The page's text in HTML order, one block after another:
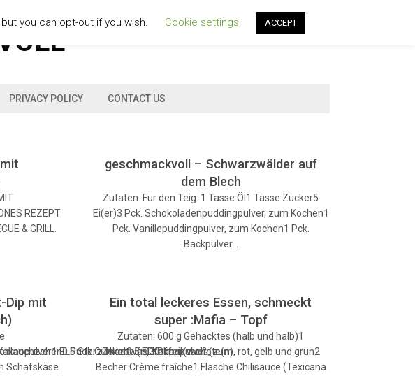
PRIVACY POLICY CONTACT US
REZEPT
& GRILL.
geschmackvoll – Schwarzwälder auf
dem Blech
Zutaten: Für den Teig: 1 Tasse Öl1 Tasse Zucker5
Ei(er)3 Pck. Schokoladenpuddingpulver, zum Kochen1
Pck. Vanillepuddingpulver, zum Kochen1 Pck.
Backpulver…
ELPuderzucker0.5 ELKakaopulver (zum
Dip mit
Stk.GurkeetwasPfeffer (weiß,
Schafskäse
Ein total leckeres Essen, schmeckt
super :Mafia – Topf
Zutaten: 600 g Gehacktes (halb und halb)1
Zwiebel(n)3 Paprikaschote(n), rot, gelb und grün2
Becher Crème fraîche1 Flasche Chilisauce (Texicana
you can opt-out if you wish. Cookie settings ACCEPT